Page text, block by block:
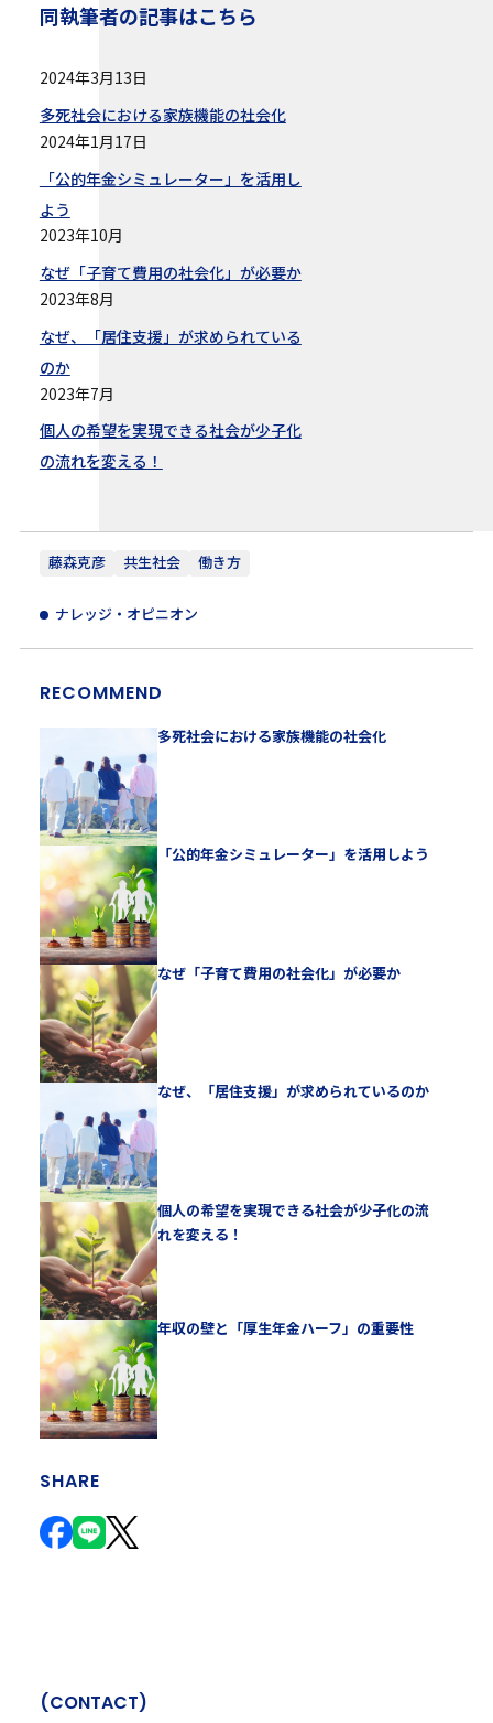
藤森克彦 共生社会 働き方
ナレッジ・オピニオン
RECOMMEND
多死社会における家族機能の社会化
「公的年金シミュレーター」を活用しよう
なぜ「子育て費用の社会化」が必要か
なぜ、「居住支援」が求められているのか
個人の希望を実現できる社会が少子化の流
れを変える！
年収の壁と「厚生年金ハーフ」の重要性
SHARE
同執筆者の記事はこちら
2024年3月13日
多死社会における家族機能の社会化
2024年1月17日
「公的年金シミュレーター」を活用し
よう
2023年10月
なぜ「子育て費用の社会化」が必要か
2023年8月
なぜ、「居住支援」が求められている
のか
2023年7月
個人の希望を実現できる社会が少子化
の流れを変える！
(CONTACT)